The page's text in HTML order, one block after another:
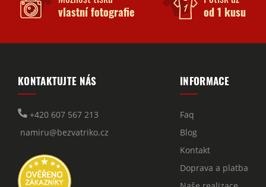
vlastní fotografie
od 1 kusu
KONTAKTUJTE NÁS
+420 607 567 213
namiru@bezvatriko.cz
INFORMACE
Faq
Blog
Kontakt
Doprava a platba